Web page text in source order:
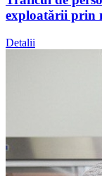
exploatării prin
Detalii